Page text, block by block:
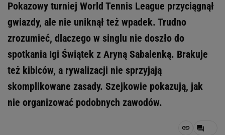
Pokazowy turniej World Tennis League przyciągnął
gwiazdy, ale nie uniknął też wpadek. Trudno
zrozumieć, dlaczego w singlu nie doszło do
spotkania Igi Świątek z Aryną Sabalenką. Brakuje
też kibiców, a rywalizacji nie sprzyjają
skomplikowane zasady. Szejkowie pokazują, jak
nie organizować podobnych zawodów.